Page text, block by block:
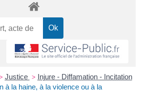
Justice > Injure - Diffamation - Incitation
à la haine, à la violence ou à la